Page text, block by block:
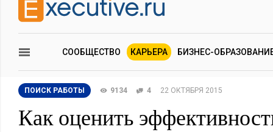
СООБЩЕСТВО КАРЬЕРА БИЗНЕС-
ПОИСК РАБОТЫ 9134 4 22 ОКТЯБРЯ 2015
Как оценить